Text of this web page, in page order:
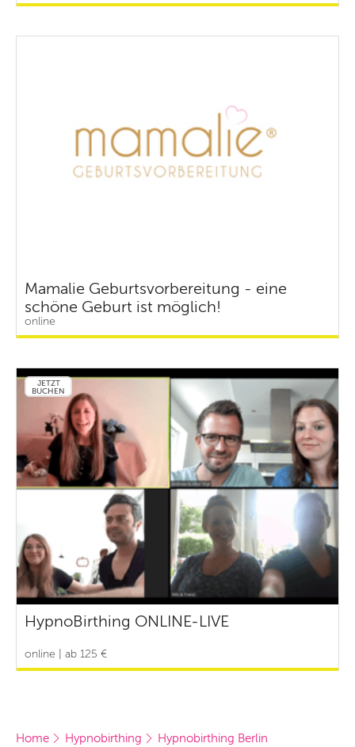
Mamalie Geburtsvorbereitung - eine
schöne Geburt ist möglich!
online
JETZT
BUCHEN
HypnoBirthing ONLINE-LIVE
online | ab 125 €
Home Hypnobirthing
Hypnobirthing Berlin